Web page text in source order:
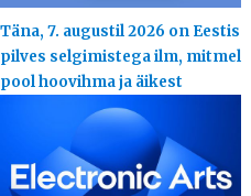
Täna, 7. augustil 2026 on Eestis
pilves selgimistega ilm, mitmel
pool hoovihma ja äikest